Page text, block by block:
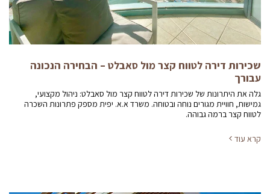
שכירות דירה לטווח קצר מול סאבלט – הבחירה הנכונה
עבורך
גלה את היתרונות של שכירות דירה לטווח קצר מול סאבלט: ניהול מקצועי,
גמישות, חוויית מגורים נוחה ובטוחה. משרד א.א. יפית מספק פתרונות השכרה
לטווח קצר ברמה גבוהה.
קרא עוד